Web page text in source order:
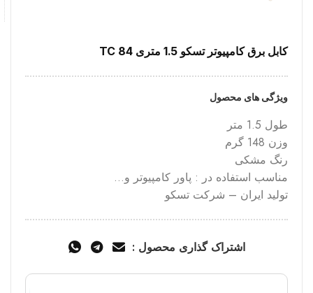
کابل برق کامپیوتر تسکو 1.5 متری TC 84
ویژگی های محصول
طول 1.5 متر
وزن 148 گرم
رنگ مشکی
مناسب استفاده در : پاور کامپیوتر و…
تولید ایران – شرکت تسکو
اشتراک گذاری محصول :